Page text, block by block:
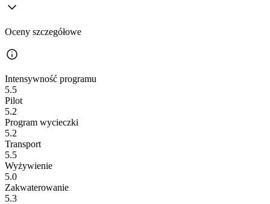
Oceny szczegółowe
Intensywność programu
5.5
Pilot
5.2
Program wycieczki
5.2
Transport
5.5
Wyżywienie
5.0
Zakwaterowanie
5.3